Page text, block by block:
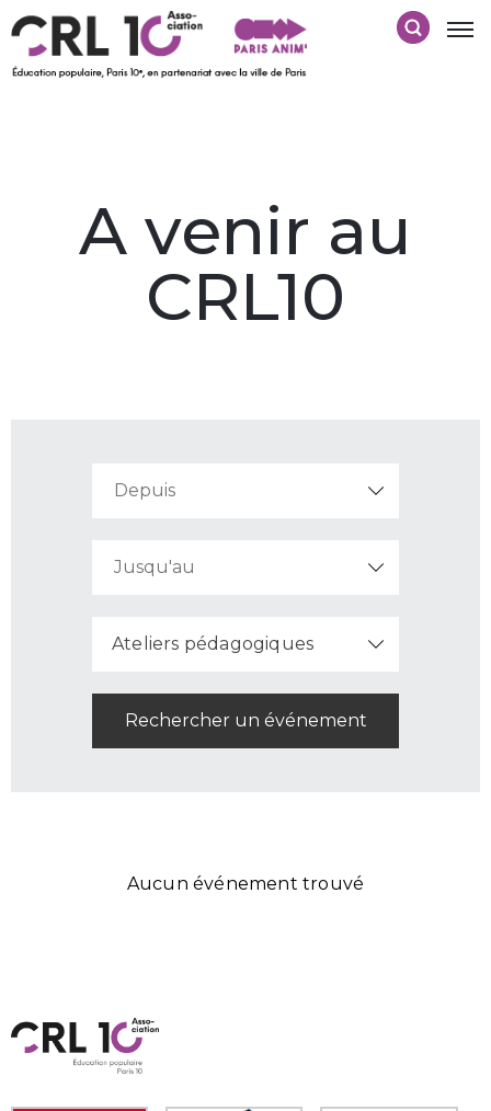
A venir au
CRL10
Ateliers pédagogiques
Aucun événement trouvé